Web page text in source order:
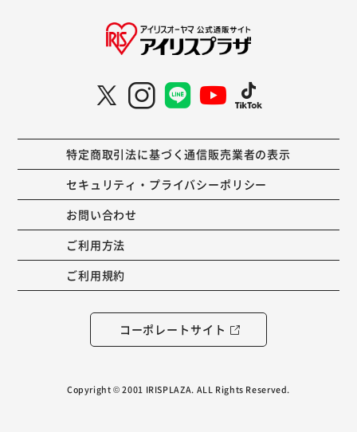
特定商取引法に基づく通信販売業者の表示
セキュリティ・プライバシーポリシー
お問い合わせ
ご利用方法
ご利用規約
コーポレートサイト
Copyright © 2001 IRISPLAZA. ALL Rights Reserved.